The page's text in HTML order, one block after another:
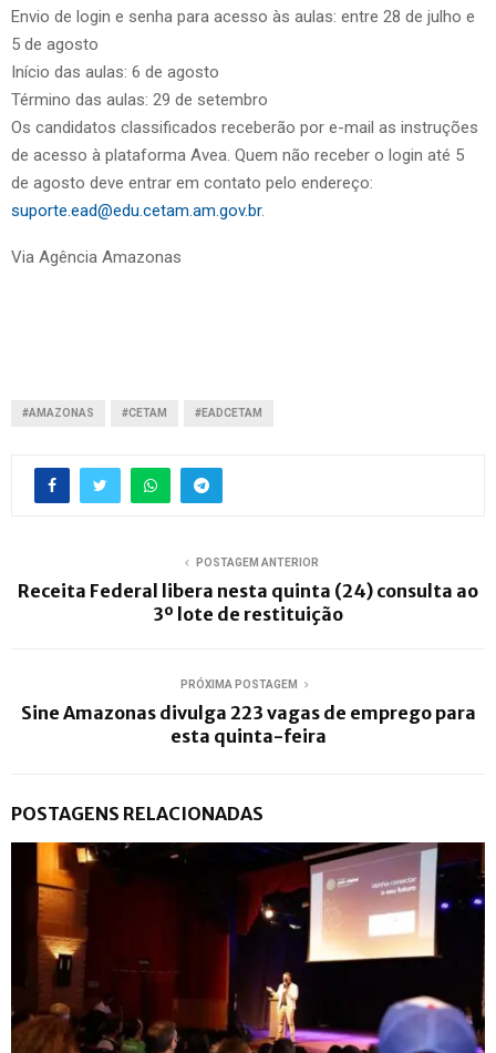
Envio de login e senha para acesso às aulas: entre 28 de julho e
5 de agosto
Início das aulas: 6 de agosto
Término das aulas: 29 de setembro
Os candidatos classificados receberão por e-mail as instruções
de acesso à plataforma Avea. Quem não receber o login até 5
de agosto deve entrar em contato pelo endereço:
suporte.ead@edu.cetam.am.gov.br.
Via Agência Amazonas
#AMAZONAS #CETAM #EADCETAM
POSTAGEM ANTERIOR
Receita Federal libera nesta quinta (24) consulta ao
3º lote de restituição
PRÓXIMA POSTAGEM
Sine Amazonas divulga 223 vagas de emprego para
esta quinta-feira
POSTAGENS RELACIONADAS